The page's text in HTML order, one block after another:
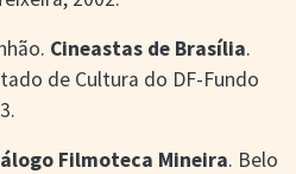
Cineastas de Brasília.
de Cultura do DF-Fundo
Filmoteca Mineira. Belo